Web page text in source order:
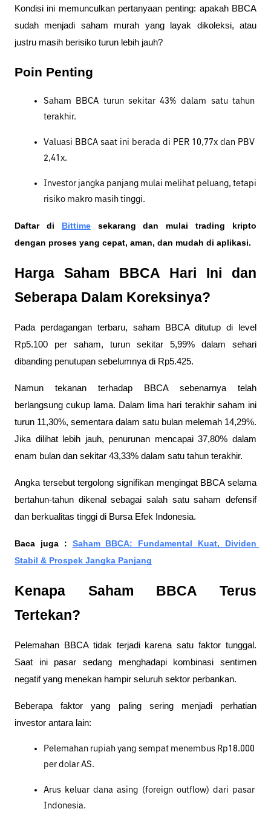
Kondisi ini memunculkan pertanyaan penting: apakah BBCA
sudah menjadi saham murah yang layak dikoleksi, atau
justru masih berisiko turun lebih jauh?
Poin Penting
Saham BBCA turun sekitar 43% dalam satu tahun
terakhir.
Valuasi BBCA saat ini berada di PER 10,77x dan PBV
2,41x.
Investor jangka panjang mulai melihat peluang, tetapi
risiko makro masih tinggi.
Daftar di Bittime sekarang dan mulai trading kripto
dengan proses yang cepat, aman, dan mudah di aplikasi.
Harga Saham BBCA Hari Ini dan
Seberapa Dalam Koreksinya?
Pada perdagangan terbaru, saham BBCA ditutup di level
Rp5.100 per saham, turun sekitar 5,99% dalam sehari
dibanding penutupan sebelumnya di Rp5.425.
Namun tekanan terhadap BBCA sebenarnya telah
berlangsung cukup lama. Dalam lima hari terakhir saham ini
turun 11,30%, sementara dalam satu bulan melemah 14,29%.
Jika dilihat lebih jauh, penurunan mencapai 37,80% dalam
enam bulan dan sekitar 43,33% dalam satu tahun terakhir.
Angka tersebut tergolong signifikan mengingat BBCA selama
bertahun-tahun dikenal sebagai salah satu saham defensif
dan berkualitas tinggi di Bursa Efek Indonesia.
Baca juga : Saham BBCA: Fundamental Kuat, Dividen
Stabil & Prospek Jangka Panjang
Kenapa Saham BBCA Terus
Tertekan?
Pelemahan BBCA tidak terjadi karena satu faktor tunggal.
Saat ini pasar sedang menghadapi kombinasi sentimen
negatif yang menekan hampir seluruh sektor perbankan.
Beberapa faktor yang paling sering menjadi perhatian
investor antara lain:
Pelemahan rupiah yang sempat menembus Rp18.000
per dolar AS.
Arus keluar dana asing (foreign outflow) dari pasar
Indonesia.